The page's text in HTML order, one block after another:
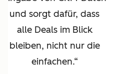
und sorgt dafür, dass
alle Deals im Blick
bleiben, nicht nur die
einfachen.